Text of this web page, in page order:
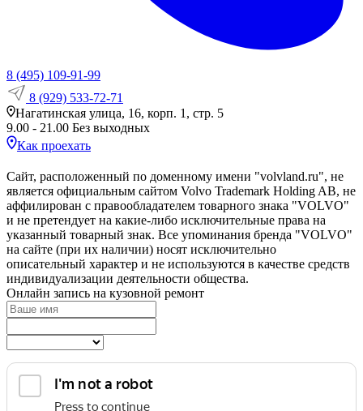
8 (495) 109-91-99
8 (929) 533-72-71
Нагатинская улица, 16, корп. 1, стр. 5
9.00 - 21.00 Без выходных
Как проехать
Сайт, расположенный по доменному имени "volvland.ru", не
является официальным сайтом Volvo Trademark Holding AB, не
аффилирован с правообладателем товарного знака "VOLVO"
и не претендует на какие‑либо исключительные права на
указанный товарный знак. Все упоминания бренда "VOLVO"
на сайте (при их наличии) носят исключительно
описательный характер и не используются в качестве средств
индивидуализации деятельности общества.
Онлайн запись на кузовной ремонт